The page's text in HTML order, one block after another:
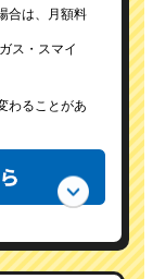
合は、月額料
ス・スマイ
わることがあ